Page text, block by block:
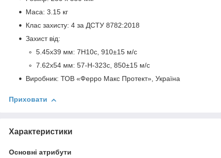
Маса: 3.15 кг
Клас захисту: 4 за ДСТУ 8782:2018
Захист від:
5.45х39 мм: 7H10c, 910±15 м/с
7.62х54 мм: 57-H-323c, 850±15 м/с
Виробник: ТОВ «Ферро Макс Протект», Україна
Приховати
Характеристики
Основні атрибути